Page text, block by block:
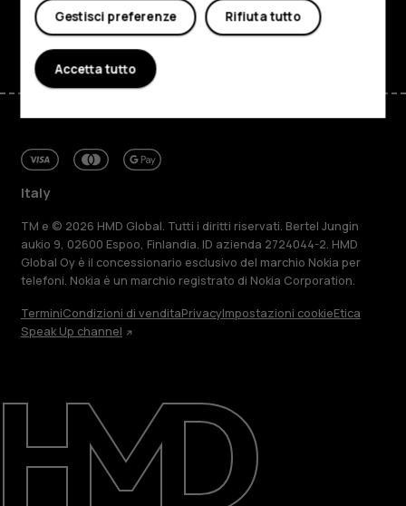
Il mio account
Ripara, riutilizza, ricicla
Sostenibilità
Assistenza
FacebookInstagram
TiktokYoutubeLinkedinDiscord
Italy
TM e © 2026 HMD Global. Tutti i diritti riservati. Bertel Jungin
aukio 9, 02600 Espoo, Finlandia. ID azienda 2724044-2. HMD
Global Oy è il concessionario esclusivo del marchio Nokia per
telefoni. Nokia è un marchio registrato di Nokia Corporation.
TerminiCondizioni di venditaPrivacyImpostazioni cookieEtica
Speak Up channel
Rifiuta tutto
Gestisci preferenze
Accetta tutto